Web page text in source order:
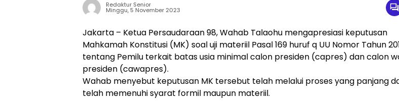
Redaktur Senior
Minggu, 5 November 2023
Jakarta – Ketua Persaudaraan 98, Wahab Talaohu mengapresiasi keputusan
Mahkamah Konstitusi (MK) soal uji materiil Pasal 169 huruf q UU Nomor Tahun
tentang Pemilu terkait batas usia minimal calon presiden (capres) dan calon
presiden (cawapres).
Wahab menyebut keputusan MK tersebut telah melalui proses yang panjang
telah memenuhi syarat formil maupun materiil.